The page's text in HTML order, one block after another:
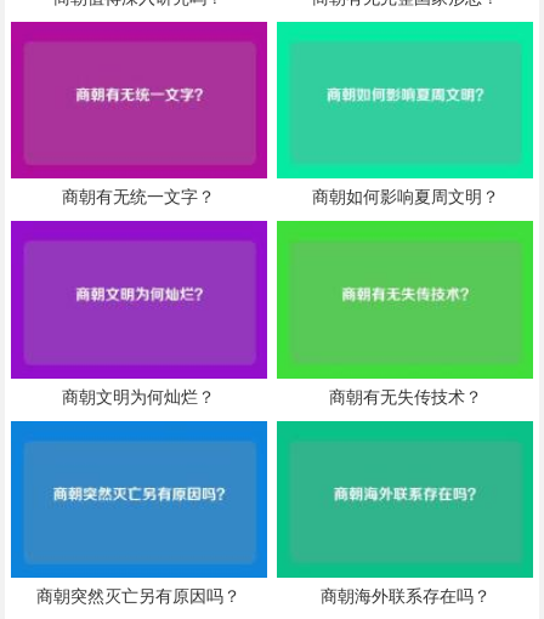
商朝有无统一文字？ 商朝如何影响夏周文明？
商朝文明为何灿烂？ 商朝有无失传技术？
商朝突然灭亡另有原因吗？ 商朝海外联系存在吗？